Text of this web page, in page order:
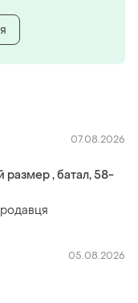
07.08.2026
размер , батал, 58-
05.08.2026